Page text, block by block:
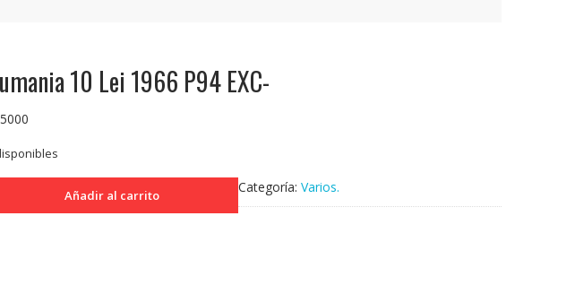
10 Lei 1966 P94 EXC-
Añadir al carrito Categoría:Varios.